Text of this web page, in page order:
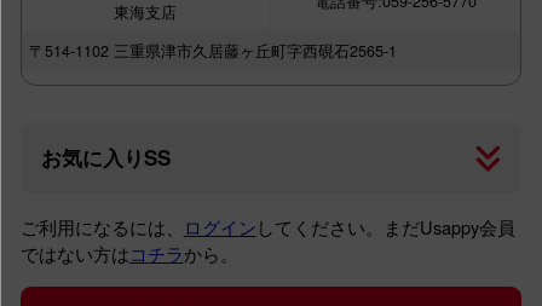
東海支店
〒514-1102三重県津市久居藤ヶ丘町字西硯石2565-1
お気に入りSS
ご利用になるには、 ログインしてください。まだUsappy会員
ではない方はコチラから。